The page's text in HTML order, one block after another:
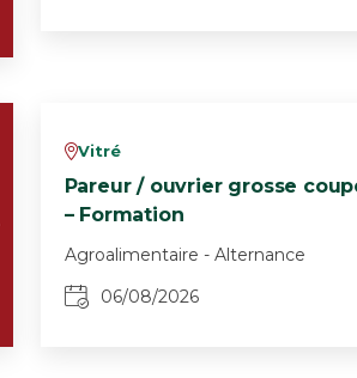
vVitré
Pareur / ouvrier grosse
– Formation
Agroalimentaire - Alternance
06/08/2026